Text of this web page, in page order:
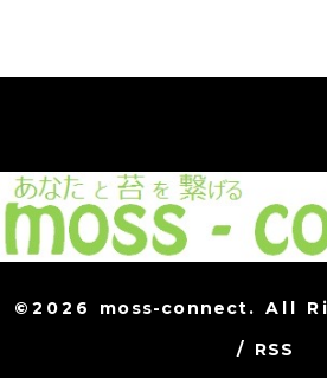
©2026 moss-connect. All
/ RSS